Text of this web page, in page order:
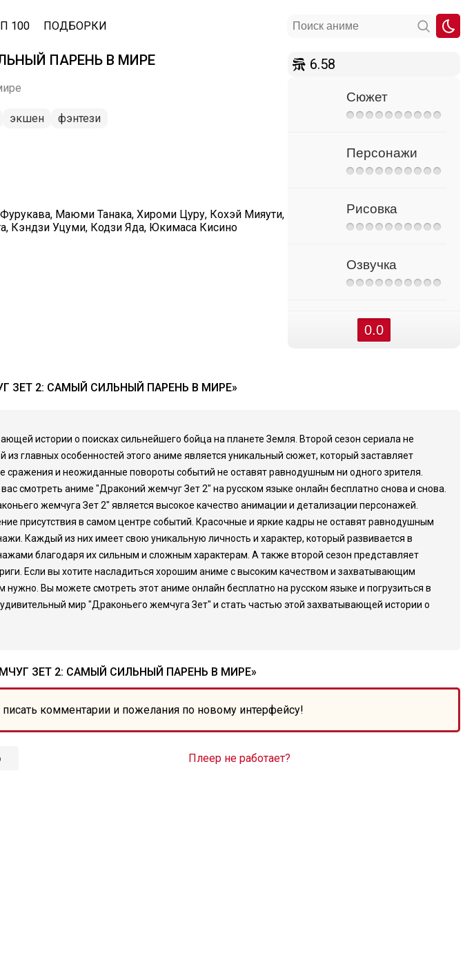
100 ПОДБОРКИ
ПАРЕНЬ В МИРЕ
экшен фэнтези
Маюми Танака, Хироми Цуру, Кохэй Мияути,
Кэндзи Уцуми, Кодзи Яда, Юкимаса Кисино
6.58
Сюжет
Персонажи
Рисовка
Озвучка
0.0
ЗЕТ 2: САМЫЙ СИЛЬНЫЙ ПАРЕНЬ В МИРЕ»
истории о поисках сильнейшего бойца на планете Земля. Второй сезон сериала не
главных особенностей этого аниме является уникальный сюжет, который заставляет
и неожиданные повороты событий не оставят равнодушным ни одного зрителя.
смотреть аниме "Драконий жемчуг Зет 2" на русском языке онлайн бесплатно снова и снова.
жемчуга Зет 2" является высокое качество анимации и детализации персонажей.
присутствия в самом центре событий. Красочные и яркие кадры не оставят равнодушным
Каждый из них имеет свою уникальную личность и характер, который развивается в
благодаря их сильным и сложным характерам. А также второй сезон представляет
Если вы хотите насладиться хорошим аниме с высоким качеством и захватывающим
Вы можете смотреть этот аниме онлайн бесплатно на русском языке и погрузиться в
мир "Драконьего жемчуга Зет" и стать частью этой захватывающей истории о
ЗЕТ 2: САМЫЙ СИЛЬНЫЙ ПАРЕНЬ В МИРЕ»
комментарии и пожелания по новому интерфейсу!
Плеер не работает?